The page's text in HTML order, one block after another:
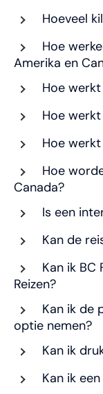
Hoeveel
Hoe
Amerika en
Hoe
Hoe
Hoe
Hoe
Canada?
Is een
Kan de
Kan ik BC
Reizen?
Kan ik de
optie nemen?
Kan ik
Kan ik